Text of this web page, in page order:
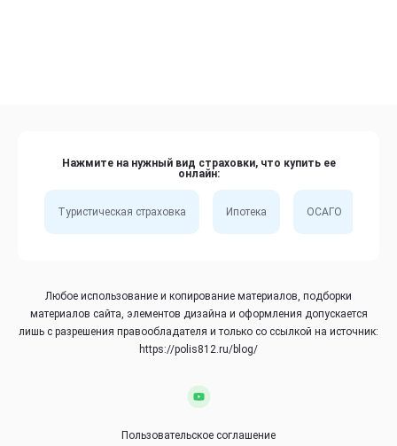
Нажмите на нужный вид страховки, что купить ее
онлайн:
Туристическая страховка Ипотека ОСАГО
Любое использование и копирование материалов, подборки
материалов сайта, элементов дизайна и оформления допускается
лишь с разрешения правообладателя и только со ссылкой на источник:
https://polis812.ru/blog/
Пользовательское соглашение